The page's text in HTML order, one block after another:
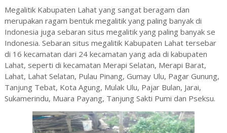
Megalitik Kabupaten Lahat yang sangat beragam dan
merupakan ragam bentuk megalitik yang paling banyak di
Indonesia juga sebaran situs megalitik yang paling banyak se
Indonesia. Sebaran situs megalitik Kabupaten Lahat tersebar
di 16 kecamatan dari 24 kecamatan yang ada di kabupaten
Lahat, seperti di kecamatan Merapi Selatan, Merapi Barat,
Lahat, Lahat Selatan, Pulau Pinang, Gumay Ulu, Pagar Gunung,
Tanjung Tebat, Kota Agung, Mulak Ulu, Pajar Bulan, Jarai,
Sukamerindu, Muara Payang, Tanjung Sakti Pumi dan Pseksu.